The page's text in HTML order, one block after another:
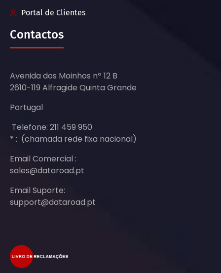
Portal de Clientes
Contactos
Avenida dos Moinhos nº 12 B
2610-119 Alfragide Quinta Grande
Portugal
Telefone: 211 459 950
* : (chamada rede fixa nacional)
Email Comercial :
sales@dataroad.pt
Email Suporte:
support@dataroad.pt